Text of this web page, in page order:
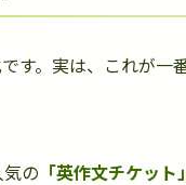
す。実は、これが一
の 「英作文チケット